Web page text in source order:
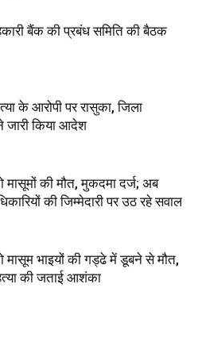
बैंक की प्रबंध समिति की बैठक
के आरोपी पर रासुका, जिला
जारी किया आदेश
मासूमों की मौत, मुकदमा दर्ज; अब
की जिम्मेदारी पर उठ रहे सवाल
मासूम भाइयों की गड्ढे में डूबने से मौत,
की जताई आशंका